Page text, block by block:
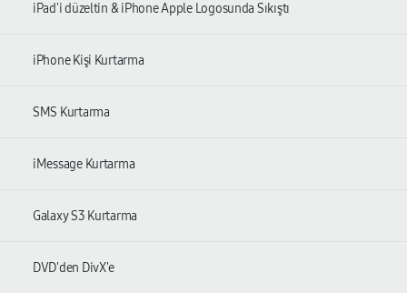
iPad'i düzeltin & iPhone Apple Logosunda Sıkıştı
iPhone Kişi Kurtarma
SMS Kurtarma
iMessage Kurtarma
Galaxy S3 Kurtarma
DVD'den DivX'e